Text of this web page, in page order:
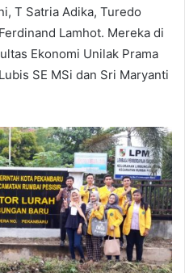
T Satria Adika, Turedo
Lamhot. Mereka di
Ekonomi Unilak Prama
SE MSi dan Sri Maryanti